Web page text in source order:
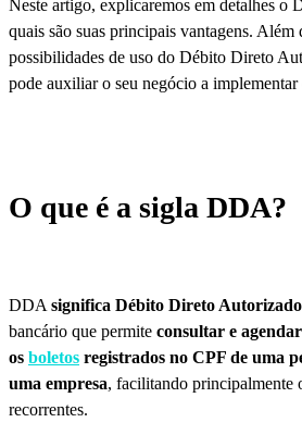
Neste artigo, explicaremos em detalhes o
quais são suas principais vantagens. Além
possibilidades de uso do Débito Direto
pode auxiliar o seu negócio a implementar
O que é a sigla DDA?
DDA significa Débito Direto Autorizado
bancário que permite consultar e
os boletos registrados no CPF de uma
uma empresa, facilitando principalmente
recorrentes.